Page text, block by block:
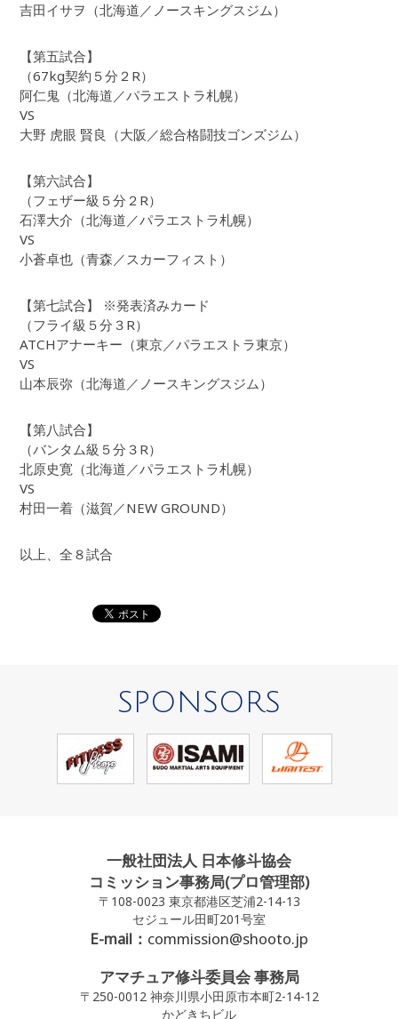
吉田イサヲ（北海道／ノースキングスジム）
【第五試合】
（67kg契約５分２R）
阿仁鬼（北海道／パラエストラ札幌）
VS
大野 虎眼 賢良（大阪／総合格闘技ゴンズジム）
【第六試合】
（フェザー級５分２R）
石澤大介（北海道／パラエストラ札幌）
VS
小蒼卓也（青森／スカーフィスト）
【第七試合】 ※発表済みカード
（フライ級５分３R）
ATCHアナーキー（東京／パラエストラ東京）
VS
山本辰弥（北海道／ノースキングスジム）
【第八試合】
（バンタム級５分３R）
北原史寛（北海道／パラエストラ札幌）
VS
村田一着（滋賀／NEW GROUND）
以上、全８試合
SPONSORS
一般社団法人 日本修斗協会
コミッション事務局(プロ管理部)
〒108-0023 東京都港区芝浦2-14-13
セジュール田町201号室
E-mail： commission@shooto.jp
アマチュア修斗委員会 事務局
〒250-0012 神奈川県小田原市本町2-14-12
かどきちビル